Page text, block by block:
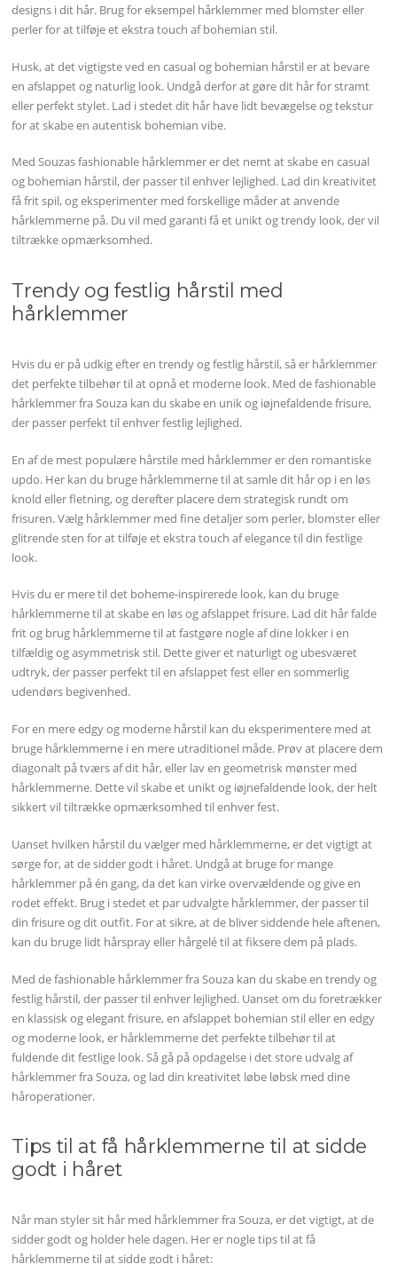
designs i dit hår. Brug for eksempel hårklemmer med blomster eller
perler for at tilføje et ekstra touch af bohemian stil.
Husk, at det vigtigste ved en casual og bohemian hårstil er at bevare
en afslappet og naturlig look. Undgå derfor at gøre dit hår for stramt
eller perfekt stylet. Lad i stedet dit hår have lidt bevægelse og tekstur
for at skabe en autentisk bohemian vibe.
Med Souzas fashionable hårklemmer er det nemt at skabe en casual
og bohemian hårstil, der passer til enhver lejlighed. Lad din kreativitet
få frit spil, og eksperimenter med forskellige måder at anvende
hårklemmerne på. Du vil med garanti få et unikt og trendy look, der vil
tiltrække opmærksomhed.
Trendy og festlig hårstil med
hårklemmer
Hvis du er på udkig efter en trendy og festlig hårstil, så er hårklemmer
det perfekte tilbehør til at opnå et moderne look. Med de fashionable
hårklemmer fra Souza kan du skabe en unik og iøjnefaldende frisure,
der passer perfekt til enhver festlig lejlighed.
En af de mest populære hårstile med hårklemmer er den romantiske
updo. Her kan du bruge hårklemmerne til at samle dit hår op i en løs
knold eller fletning, og derefter placere dem strategisk rundt om
frisuren. Vælg hårklemmer med fine detaljer som perler, blomster eller
glitrende sten for at tilføje et ekstra touch af elegance til din festlige
look.
Hvis du er mere til det boheme-inspirerede look, kan du bruge
hårklemmerne til at skabe en løs og afslappet frisure. Lad dit hår falde
frit og brug hårklemmerne til at fastgøre nogle af dine lokker i en
tilfældig og asymmetrisk stil. Dette giver et naturligt og ubesværet
udtryk, der passer perfekt til en afslappet fest eller en sommerlig
udendørs begivenhed.
For en mere edgy og moderne hårstil kan du eksperimentere med at
bruge hårklemmerne i en mere utraditionel måde. Prøv at placere dem
diagonalt på tværs af dit hår, eller lav en geometrisk mønster med
hårklemmerne. Dette vil skabe et unikt og iøjnefaldende look, der helt
sikkert vil tiltrække opmærksomhed til enhver fest.
Uanset hvilken hårstil du vælger med hårklemmerne, er det vigtigt at
sørge for, at de sidder godt i håret. Undgå at bruge for mange
hårklemmer på én gang, da det kan virke overvældende og give en
rodet effekt. Brug i stedet et par udvalgte hårklemmer, der passer til
din frisure og dit outfit. For at sikre, at de bliver siddende hele aftenen,
kan du bruge lidt hårspray eller hårgelé til at fiksere dem på plads.
Med de fashionable hårklemmer fra Souza kan du skabe en trendy og
festlig hårstil, der passer til enhver lejlighed. Uanset om du foretrækker
en klassisk og elegant frisure, en afslappet bohemian stil eller en edgy
og moderne look, er hårklemmerne det perfekte tilbehør til at
fuldende dit festlige look. Så gå på opdagelse i det store udvalg af
hårklemmer fra Souza, og lad din kreativitet løbe løbsk med dine
håroperationer.
Tips til at få hårklemmerne til at sidde
godt i håret
Når man styler sit hår med hårklemmer fra Souza, er det vigtigt, at de
sidder godt og holder hele dagen. Her er nogle tips til at få
hårklemmerne til at sidde godt i håret: